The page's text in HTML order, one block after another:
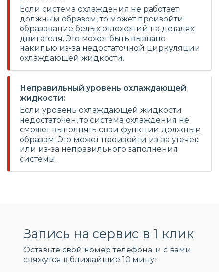
Если система охлаждения не работает
должным образом, то может произойти
образование белых отложений на деталях
двигателя. Это может быть вызвано
накипью из-за недостаточной циркуляции
охлаждающей жидкости.
Неправильный уровень охлаждающей
жидкости:
Если уровень охлаждающей жидкости
недостаточен, то система охлаждения не
сможет выполнять свои функции должным
образом. Это может произойти из-за утечек
или из-за неправильного заполнения
системы.
Запись на сервис в 1 клик
Оставьте свой номер телефона, и c вами
свяжутся в ближайшие 10 минут